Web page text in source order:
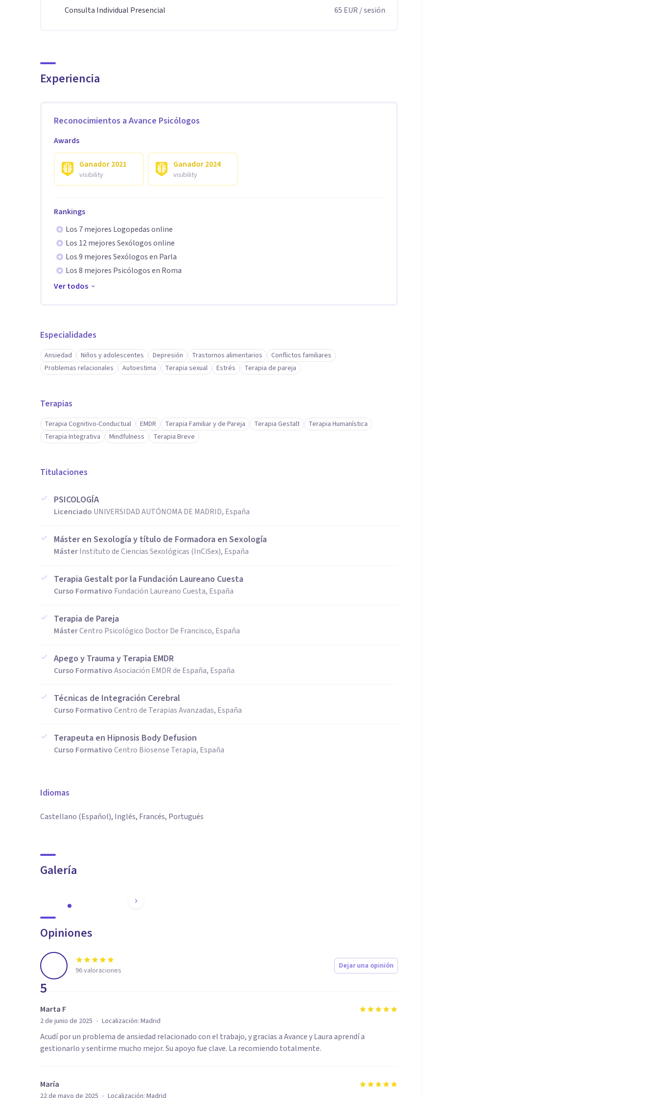
Consulta Individual Presencial
65 EUR/ sesión
Experiencia
Reconocimientos a Avance Psicólogos
Awards
Ganador2021
visibility
Ganador2024
visibility
Rankings
Los 7 mejores Logopedas online
Los 12 mejores Sexólogos online
Los 9 mejores Sexólogos en Parla
Los 8 mejores Psicólogos en Roma
Ver todos
Especialidades
Ansiedad Niños y adolescentes Depresión Trastornos alimentarios
Conflictos familiares
Problemas relacionales
Autoestima Terapia sexual Estrés Terapia de pareja
Terapias
Terapia Cognitivo-Conductual EMDR Terapia Familiar y de Pareja Terapia Gestalt
Terapia Humanística
Terapia Integrativa
Mindfulness Terapia Breve
Titulaciones
PSICOLOGÍA
Licenciado UNIVERSIDAD AUTÓNOMA DE MADRID, España
Máster en Sexología y título de Formadora en Sexología
MásterInstituto de Ciencias Sexológicas (InCiSex), España
Terapia Gestalt por la Fundación Laureano Cuesta
Curso Formativo Fundación Laureano Cuesta, España
Terapia de Pareja
MásterCentro Psicológico Doctor De Francisco, España
Apego y Trauma y Terapia EMDR
Curso FormativoAsociación EMDR de España, España
Técnicas de Integración Cerebral
Curso FormativoCentro de Terapias Avanzadas, España
Terapeuta en Hipnosis Body Defusion
Curso FormativoCentro Biosense Terapia, España
Idiomas
Castellano (Español), Inglés, Francés, Portugués
Galería
Opiniones
5
96valoraciones Dejar una opinión
Marta F
2 de junio de 2025 · Localización: Madrid
Acudí por un problema de ansiedad relacionado con el trabajo, y gracias a Avance y Laura aprendí a
gestionarlo y sentirme mucho mejor. Su apoyo fue clave. La recomiendo totalmente.
María